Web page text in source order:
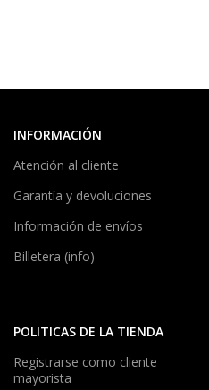
INFORMACIÓN
Atención al cliente
Garantía y devoluciones
Información de envíos
Billetera (info)
POLITICAS DE LA TIENDA
Registrarse como cliente
mayorista